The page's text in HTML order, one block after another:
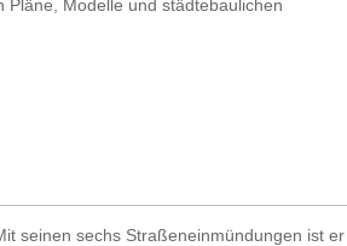
Modelle und städtebaulichen
seinen sechs Straßeneinmündungen ist er